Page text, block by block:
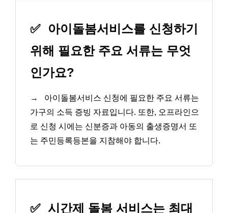
✅
아이돌봄서비스를 신청하기
위해 필요한 주요 서류는 무엇
인가요?
→
아이돌봄서비스 신청에 필요한 주요 서류는
가구의 소득 증빙 자료입니다. 또한, 오프라인으
로 신청 시에는 신분증과 아동의 출생증명서 또
는 주민등록등본을 지참해야 합니다.
✅ 시간제 돌봄 서비스는 최대